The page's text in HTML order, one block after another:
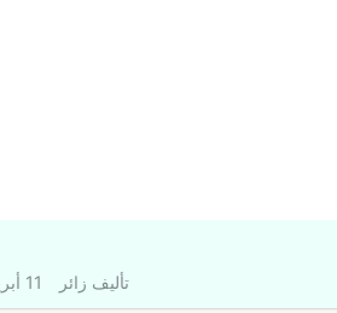
تأليف زائر 11 أبريل 2020